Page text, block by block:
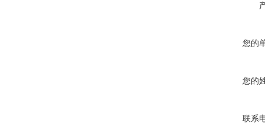
您的
您的
联系